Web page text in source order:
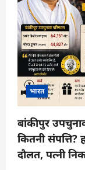
भारत
बांकीपुर
कितनी
दौलत, पत्नी